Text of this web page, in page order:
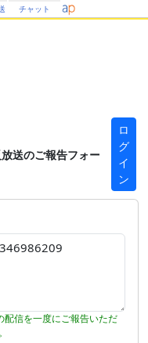
チャット
送のご報告フォーム
ロ
グ
イ
ン
信を一度にご報告いただ